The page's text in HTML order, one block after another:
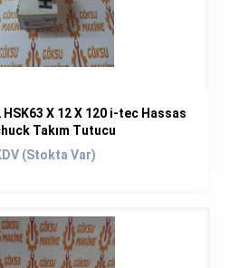
X 12 X 120 i-tec Hassas
Takım Tutucu
120,00€.